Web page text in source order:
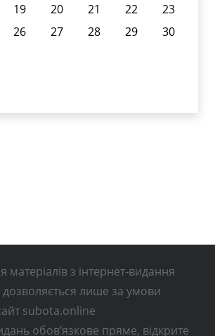
19 20 21 22
23
26 27 28 29
30
з інтернет-видання
лише за умови
subota.online
обов’язкове пряме, відкрите